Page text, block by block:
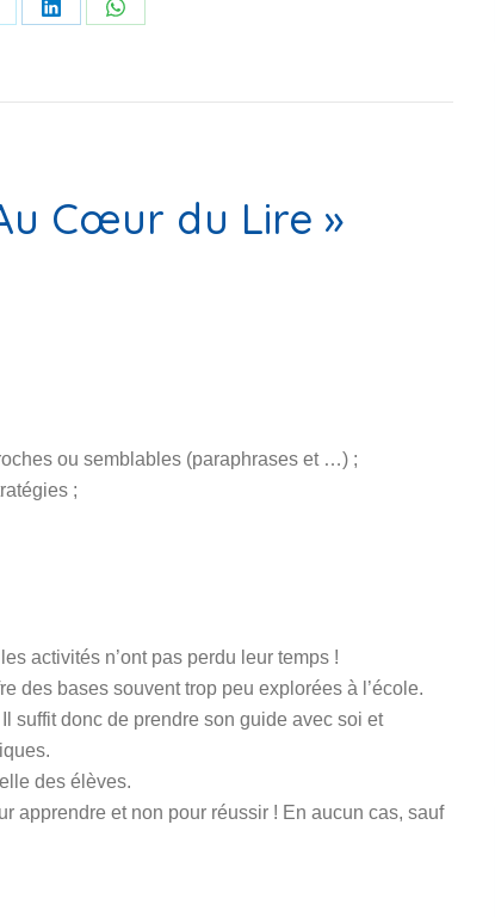
PartagerPartager
Cœur du Lire »
ou semblables (paraphrases et …) ;
;
activités n’ont pas perdu leur temps !
des bases souvent trop peu explorées à l’école.
suffit donc de prendre son guide avec soi et
des élèves.
apprendre et non pour réussir ! En aucun cas, sauf